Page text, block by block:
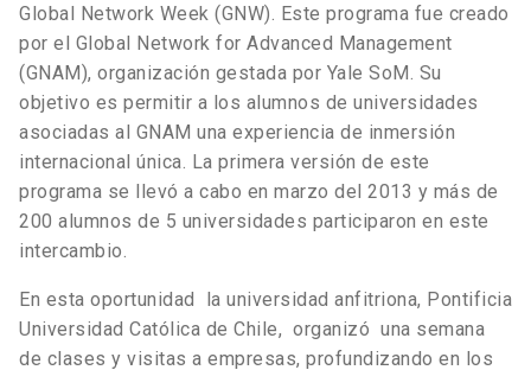
Global Network Week (GNW). Este programa fue creado
por el Global Network for Advanced Management
(GNAM), organización gestada por Yale SoM. Su
objetivo es permitir a los alumnos de universidades
asociadas al GNAM una experiencia de inmersión
internacional única. La primera versión de este
programa se llevó a cabo en marzo del 2013 y más de
200 alumnos de 5 universidades participaron en este
intercambio.
En esta oportunidad la universidad anfitriona, Pontificia
Universidad Católica de Chile, organizó una semana
de clases y visitas a empresas, profundizando en los